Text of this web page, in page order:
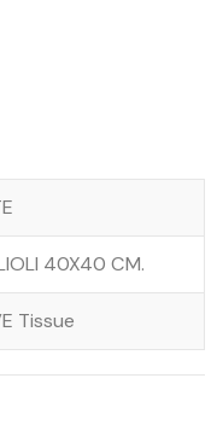
40X40 CM.
Tissue